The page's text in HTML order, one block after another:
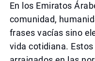
En los Emiratos
comunidad,
frases vacías sino
vida cotidiana.